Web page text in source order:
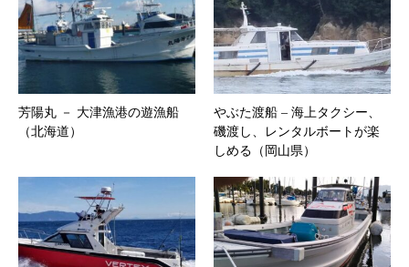
芳陽丸 － 大津漁港の遊漁船
（北海道）
やぶた渡船 – 海上タクシー、
磯渡し、レンタルボートが楽
しめる（岡山県）